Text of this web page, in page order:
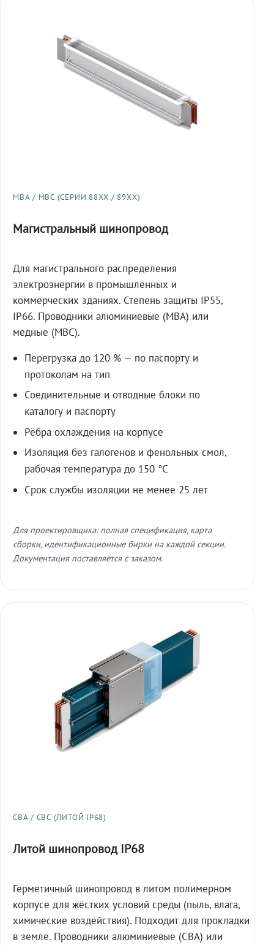
МВА / МВС (СЕРИИ 88XX / 89XX)
Магистральный шинопровод
Для магистрального распределения
электроэнергии в промышленных и
коммерческих зданиях. Степень защиты IP55,
IP66. Проводники алюминиевые (МВА) или
медные (МВС).
Перегрузка до 120 % — по паспорту и
протоколам на тип
Соединительные и отводные блоки по
каталогу и паспорту
Рёбра охлаждения на корпусе
Изоляция без галогенов и фенольных смол,
рабочая температура до 150 °C
Срок службы изоляции не менее 25 лет
Для проектировщика: полная спецификация, карта
сборки, идентификационные бирки на каждой секции.
Документация поставляется с заказом.
СВА / СВС (ЛИТОЙ IP68)
Литой шинопровод IP68
Герметичный шинопровод в литом полимерном
корпусе для жёстких условий среды (пыль, влага,
химические воздействия). Подходит для прокладки
в земле. Проводники алюминиевые (СВА) или